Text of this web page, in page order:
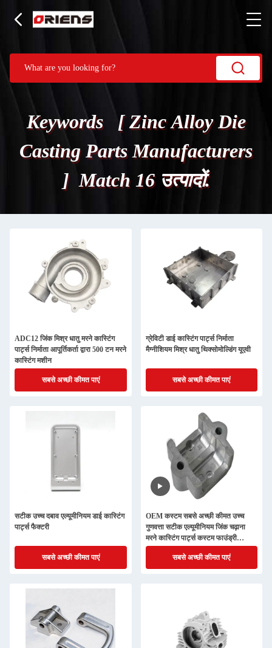
Keywords [ Zinc Alloy Die
Casting Parts Manufacturers
] Match 16 उत्पादों.
ADC12 जिंक मिश्र धातु मरने कास्टिंग
पार्ट्स निर्माता आपूर्तिकर्ता द्वारा 500 टन मरने
कास्टिंग मशीन
सबसे अच्छी कीमत पाएं
ग्रेविटी डाई कास्टिंग पार्ट्स निर्माता
मैग्नीशियम मिश्र धातु थिक्सोमोल्डिंग यूएवी
सबसे अच्छी कीमत पाएं
सटीक उच्च दबाव एल्यूमीनियम डाई कास्टिंग
पार्ट्स फैक्टरी
सबसे अच्छी कीमत पाएं
OEM कस्टम सबसे अच्छी कीमत उच्च
गुणवत्ता सटीक एल्यूमीनियम जिंक चढ़ाना
मरने कास्टिंग पार्ट्स कस्टम फाउंड्री
कास्टिंग सेवाएं
सबसे अच्छी कीमत पाएं